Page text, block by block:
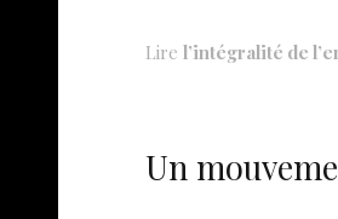
Lire l’intégralité de
Un